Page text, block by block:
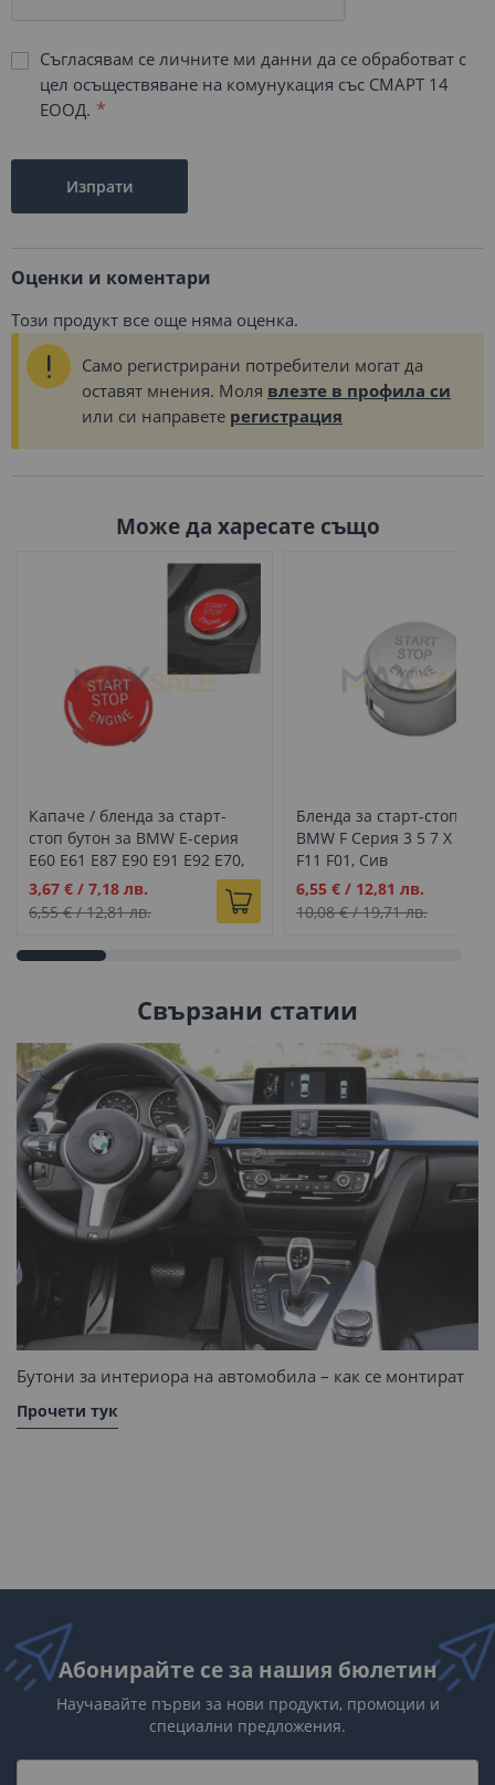
Съгласявам се личните ми данни да се обработват с
цел осъществяване на комунукация със СМАРТ 14
ЕООД.
Изпрати
Оценки и коментари
Този продукт все още няма оценка.
Само регистрирани потребители могат да
оставят мнения. Моля влезте в профила си
или си направете регистрация
Може да харесате също
Капаче / бленда за старт-
стоп бутон за BMW E-серия
E60 E61 E87 E90 E91 E92 Е70,
Червен
Промо
цена
3,67 € / 7,18 лв.
6,55 €/12,81 лв.
Бленда за старт-стоп
BMW F Серия 3 5 7 X F30
F11 F01, Сив
Промо
цена
6,55 €/ 12,81 лв.
10,08 €/19,71 лв.
Свързани статии
Бутони за интериора на автомобила – как се монтират
Прочети тук
Абонирайте се за нашия бюлетин
Научавайте първи за нови продукти, промоции и
специални предложения.